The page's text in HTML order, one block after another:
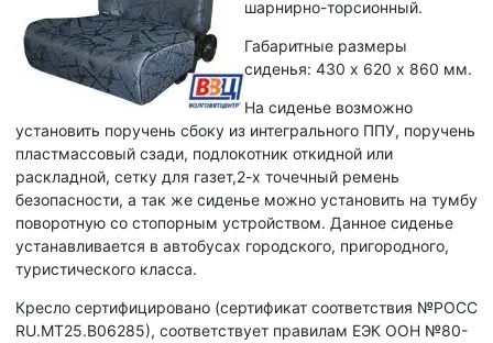
шарнирно-торсионный.
Габаритные размеры
сиденья: 430 х 620 х 860 мм.
На сиденье возможно
установить поручень сбоку из интегрального ППУ, поручень
пластмассовый сзади, подлокотник откидной или
раскладной, сетку для газет,2-х точечный ремень
безопасности, а так же сиденье можно установить на тумбу
поворотную со стопорным устройством. Данное сиденье
устанавливается в автобусах городского, пригородного,
туристического класса.
Кресло сертифицировано (сертификат соответствия №РОСС
RU.МТ25.В06285), соответствует правилам ЕЭК ООН №80-